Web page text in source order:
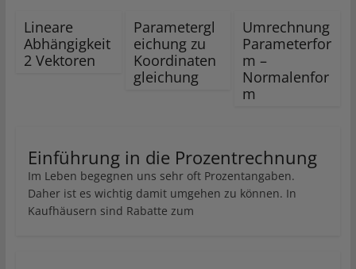
Lineare
Abhängigkeit
2 Vektoren
Parametergl
eichung zu
Koordinaten
gleichung
Umrechnung
Parameterfor
m –
Normalenfor
m
Einführung in die Prozentrechnung
Im Leben begegnen uns sehr oft Prozentangaben.
Daher ist es wichtig damit umgehen zu können. In
Kaufhäusern sind Rabatte zum